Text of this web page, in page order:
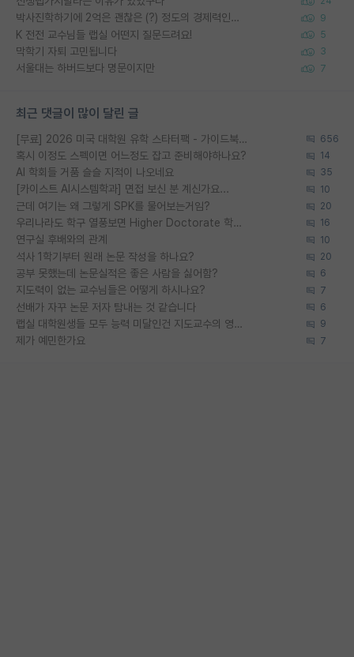
박사진학하기에 2억은 괜찮은 (?) 정도의 경제력인가요 9
K 전전 교수님들 랩실 어떤지 질문드려요! 5
막학기 자퇴 고민됩니다 3
서울대는 하버드보다 명문이지만 7
최근 댓글이 많이 달린 글
[무료] 2026 미국 대학원 유학 스타터팩 - 가이드북 & 합격자 컨택메일 템플릿 656
혹시 이정도 스펙이면 어느정도 잡고 준비해야하나요? 14
AI 학회들 거품 슬슬 지적이 나오네요 35
[카이스트 AI시스템학과] 면접 보신 분 계신가요... 10
근데 여기는 왜 그렇게 SPK를 물어보는거임? 20
우리나라도 학구 열풍보면 Higher Doctorate 학위가 필요하다고 봅니다. 16
연구실 후배와의 관계 10
석사 1학기부터 원래 논문 작성을 하나요? 20
공부 못했는데 논문실적은 좋은 사람을 싫어함? 6
지도력이 없는 교수님들은 어떻게 하시나요? 7
선배가 자꾸 논문 저자 탐내는 것 같습니다 6
랩실 대학원생들 모두 능력 미달인건 지도교수의 영향 아닌가? 9
제가 예민한가요 7